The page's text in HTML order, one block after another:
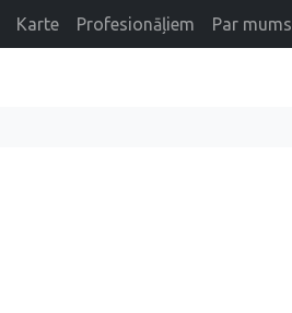
Karte Profesionāļiem Par mums